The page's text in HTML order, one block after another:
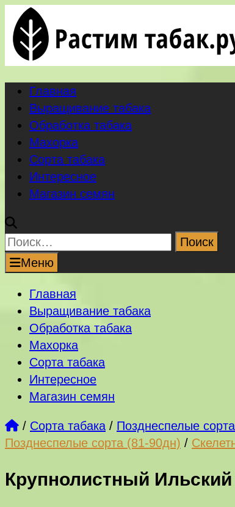
Перейти
содержимому
Главная
Выращивание табака
Обработка табака
Махорка
Сорта табака
Интересное
Магазин семян
Найти:
Меню
Главная
Выращивание табака
Обработка табака
Махорка
Сорта табака
Интересное
Магазин семян
/ Сорта табака / Позднеспелые
Позднеспелые сорта (81-90дн) /
Крупнолистный Ильский